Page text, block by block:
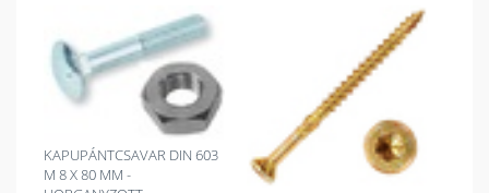
KAPUPÁNTCSAVAR DIN 603
M 8 X 80 MM -